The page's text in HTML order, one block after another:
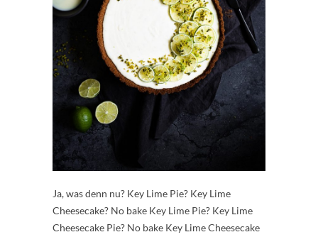
Ja, was denn nu? Key Lime Pie? Key Lime
Cheesecake? No bake Key Lime Pie? Key Lime
Cheesecake Pie? No bake Key Lime Cheesecake